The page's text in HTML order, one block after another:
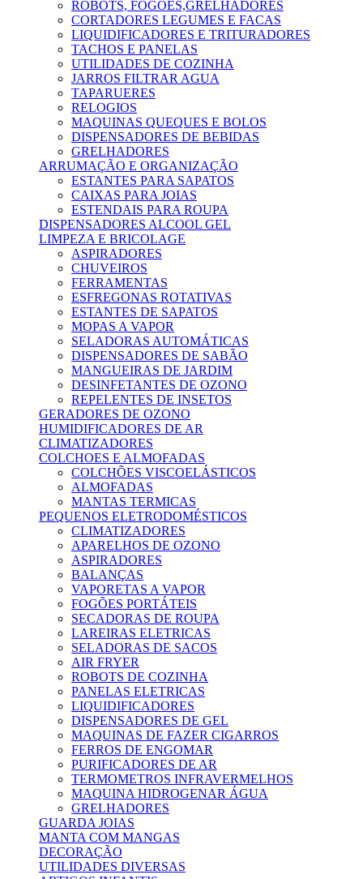
ROBOTS, FOGÕES,GRELHADORES
CORTADORES LEGUMES E FACAS
LIQUIDIFICADORES E TRITURADORES
TACHOS E PANELAS
UTILIDADES DE COZINHA
JARROS FILTRAR AGUA
TAPARUERES
RELOGIOS
MAQUINAS QUEQUES E BOLOS
DISPENSADORES DE BEBIDAS
GRELHADORES
ARRUMAÇÃO E ORGANIZAÇÃO
ESTANTES PARA SAPATOS
CAIXAS PARA JOIAS
ESTENDAIS PARA ROUPA
DISPENSADORES ALCOOL GEL
LIMPEZA E BRICOLAGE
ASPIRADORES
CHUVEIROS
FERRAMENTAS
ESFREGONAS ROTATIVAS
ESTANTES DE SAPATOS
MOPAS A VAPOR
SELADORAS AUTOMÁTICAS
DISPENSADORES DE SABÃO
MANGUEIRAS DE JARDIM
DESINFETANTES DE OZONO
REPELENTES DE INSETOS
GERADORES DE OZONO
HUMIDIFICADORES DE AR
CLIMATIZADORES
COLCHOES E ALMOFADAS
COLCHÕES VISCOELÁSTICOS
ALMOFADAS
MANTAS TERMICAS
PEQUENOS ELETRODOMÉSTICOS
CLIMATIZADORES
APARELHOS DE OZONO
ASPIRADORES
BALANÇAS
VAPORETAS A VAPOR
FOGÕES PORTÁTEIS
SECADORAS DE ROUPA
LAREIRAS ELETRICAS
SELADORAS DE SACOS
AIR FRYER
ROBOTS DE COZINHA
PANELAS ELETRICAS
LIQUIDIFICADORES
DISPENSADORES DE GEL
MAQUINAS DE FAZER CIGARROS
FERROS DE ENGOMAR
PURIFICADORES DE AR
TERMOMETROS INFRAVERMELHOS
MAQUINA HIDROGENAR ÁGUA
GRELHADORES
GUARDA JOIAS
MANTA COM MANGAS
DECORAÇÃO
UTILIDADES DIVERSAS